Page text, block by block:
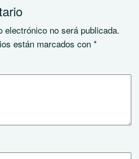
electrónico no será publicada.
están marcados con *